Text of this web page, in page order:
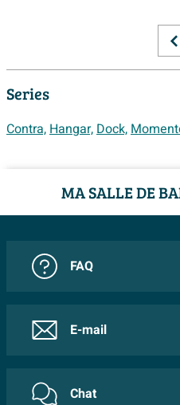
Series
Contra, Hangar, Dock,
MA SALLE DE
FAQ
E-mail
Chat